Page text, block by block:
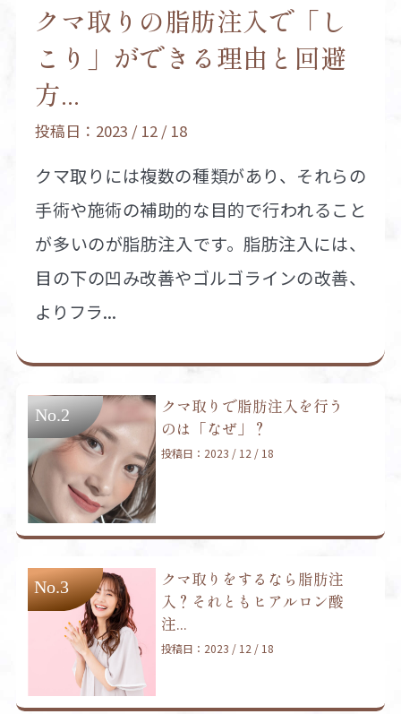
クマ取りの脂肪注入で「し
こり」ができる理由と回避
方...
投稿日：2023 / 12 / 18
クマ取りには複数の種類があり、それらの
手術や施術の補助的な目的で行われること
が多いのが脂肪注入です。脂肪注入には、
目の下の凹み改善やゴルゴラインの改善、
よりフラ...
クマ取りで脂肪注入を行う
のは「なぜ」？
投稿日：2023 / 12 / 18
クマ取りをするなら脂肪注
入？それともヒアルロン酸
注...
投稿日：2023 / 12 / 18